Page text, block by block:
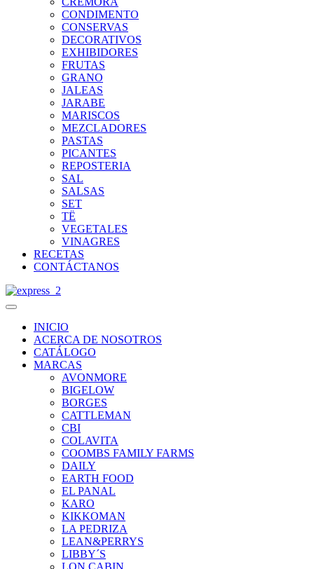
CONDIMENTO
CONSERVAS
DECORATIVOS
EXHIBIDORES
FRUTAS
GRANO
JALEAS
JARABE
MARISCOS
MEZCLADORES
PASTAS
PICANTES
REPOSTERIA
SAL
SALSAS
SET
TË
VEGETALES
VINAGRES
RECETAS
CONTÁCTANOS
INICIO
ACERCA DE NOSOTROS
CATÁLOGO
MARCAS
AVONMORE
BIGELOW
BORGES
CATTLEMAN
CBI
COLAVITA
COOMBS FAMILY FARMS
DAILY
EARTH FOOD
EL PANAL
KARO
KIKKOMAN
LA PEDRIZA
LEAN&PERRYS
LIBBY´S
LON CABIN